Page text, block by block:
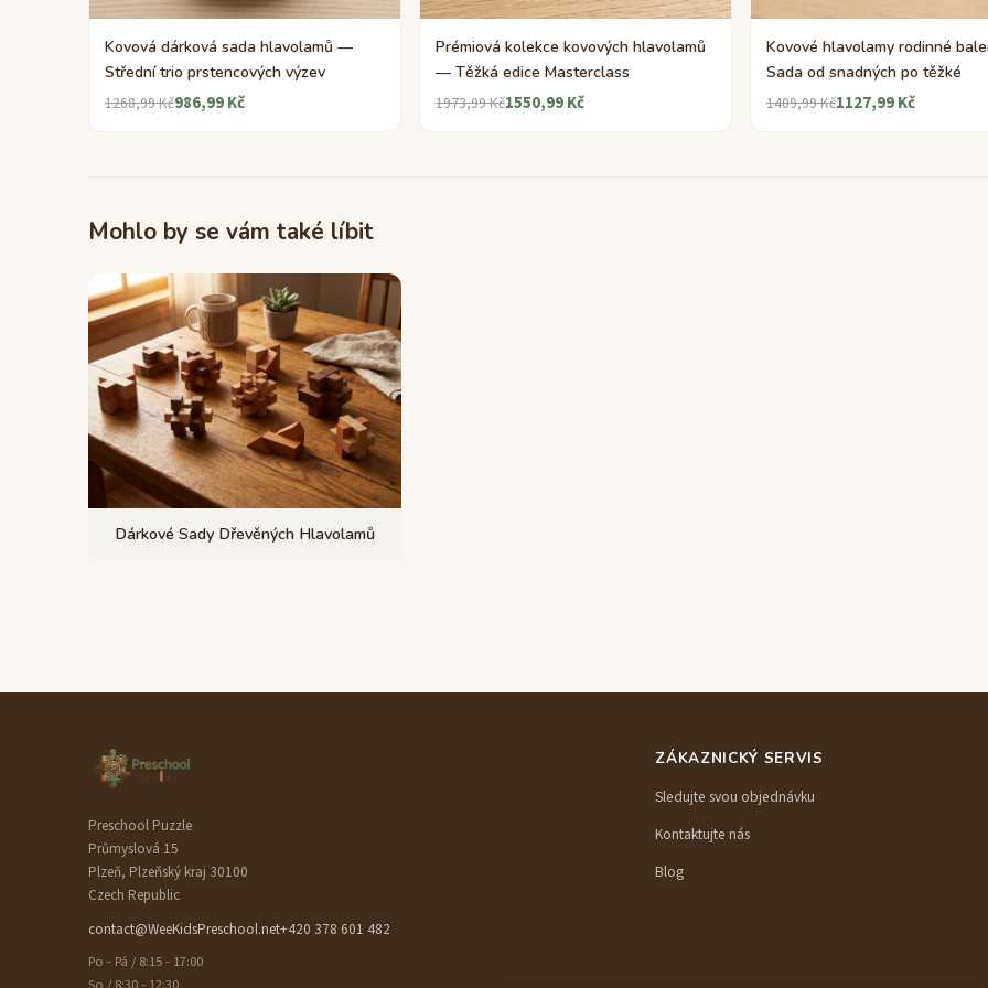
Kovová dárková sada hlavolamů —
Střední trio prstencových výzev
1268,99 Kč986,99 Kč
Prémiová kolekce kovových hlavolamů
— Těžká edice Masterclass
1973,99 Kč1550,99 Kč
Kovové hlavolamy rodinné
Sada od snadných po těžké
1409,99 Kč1127,99 Kč
Mohlo by se vám také líbit
Dárkové Sady Dřevěných Hlavolamů
Preschool Puzzle
Průmyslová 15
Plzeň, Plzeňský kraj 30100
Czech Republic
contact@WeeKidsPreschool.net+420 378 601 482
Po - Pá / 8:15 - 17:00
ZÁKAZNICKÝ SERVIS
Sledujte svou objednávku
Kontaktujte nás
Blog